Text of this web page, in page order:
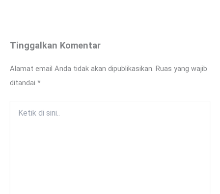
Tinggalkan Komentar
Alamat email Anda tidak akan dipublikasikan. Ruas yang wajib
ditandai *